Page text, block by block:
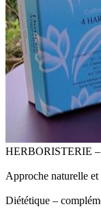
HERBORISTERIE
Approche naturelle et
Diététique –